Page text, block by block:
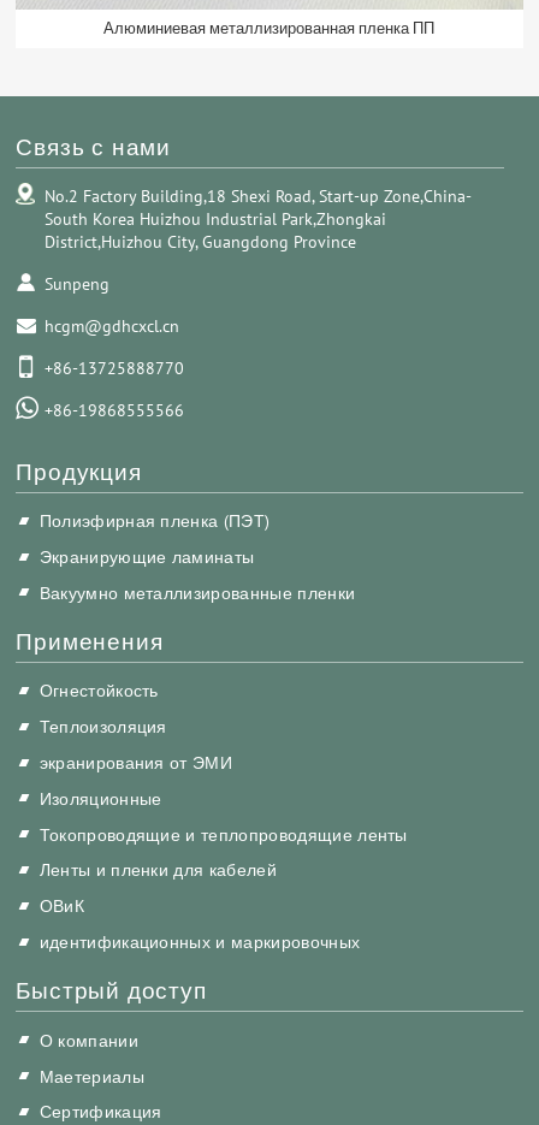
Алюминиевая металлизированная пленка ПП
Связь с нами
No.2 Factory Building,18 Shexi Road, Start-up Zone,China-
South Korea Huizhou Industrial Park,Zhongkai
District,Huizhou City, Guangdong Province
Sunpeng
hcgm@gdhcxcl.cn
+86-13725888770
+86-19868555566
Продукция
Полиэфирная пленка (ПЭТ)
Экранирующие ламинаты
Вакуумно металлизированные пленки
Применения
Огнестойкость
Теплоизоляция
экранирования от ЭМИ
Изоляционные
Токопроводящие и теплопроводящие ленты
Ленты и пленки для кабелей
ОВиК
идентификационных и маркировочных
Быстрый доступ
О компании
Маетериалы
Сертификация